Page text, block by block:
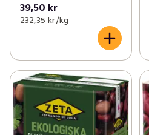
39,50 kr
232,35 kr /kg